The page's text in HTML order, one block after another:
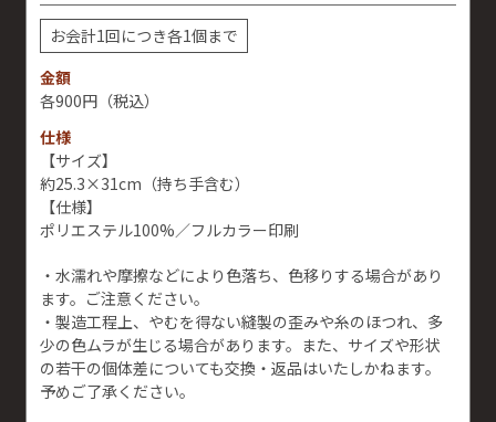
お会計1回につき各1個まで
金額
900円 （税込）
仕様
【サイズ】
約25.3×31cm（持ち手含む）
【仕様】
ポリエステル100%／フルカラー印刷
・水濡れや摩擦などにより色落ち、色移りする場合があり
ます。ご注意ください。
・製造工程上、やむを得ない縫製の歪みや糸のほつれ、多
少の色ムラが生じる場合があります。また、サイズや形状
の若干の個体差についても交換・返品はいたしかねます。
予めご了承ください。